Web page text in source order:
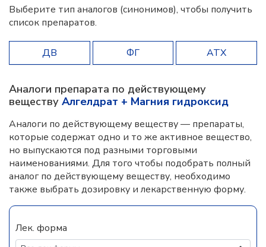
Выберите тип аналогов (синонимов), чтобы получить
список препаратов.
ДВ ФГ АТХ
Аналоги препарата по действующему
веществу Алгелдрат + Магния гидроксид
Аналоги по действующему веществу — препараты,
которые содержат одно и то же активное вещество,
но выпускаются под разными торговыми
наименованиями. Для того чтобы подобрать полный
аналог по действующему веществу, необходимо
также выбрать дозировку и лекарственную форму.
Лек. форма